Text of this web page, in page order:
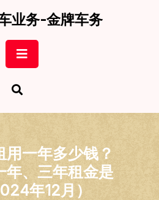
业务-金牌车务
Button
用一年多少钱？
年、三年租金是
年12月）